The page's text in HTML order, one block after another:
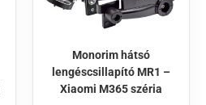
Monorim hátsó
lengéscsillapító MR1 –
Xiaomi M365 széria